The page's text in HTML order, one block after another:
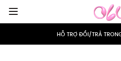
MIỄN PHÍ VẬN CHUYỂN
HỖ TRỢ ĐỔI/TRẢ